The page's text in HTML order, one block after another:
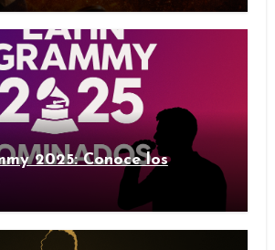
2025: Conoce los